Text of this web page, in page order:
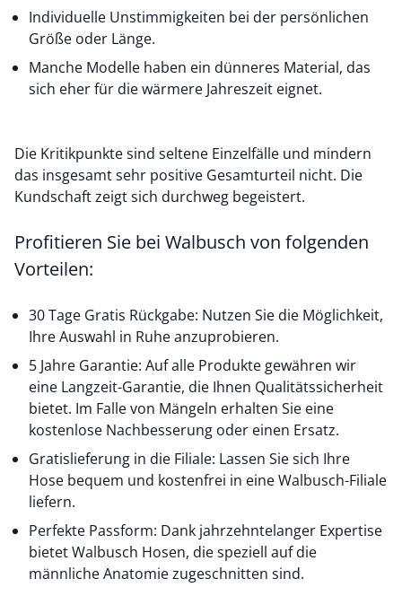
Individuelle Unstimmigkeiten bei der persönlichen
Größe oder Länge.
Manche Modelle haben ein dünneres Material, das
sich eher für die wärmere Jahreszeit eignet.
Die Kritikpunkte sind seltene Einzelfälle und mindern
das insgesamt sehr positive Gesamturteil nicht. Die
Kundschaft zeigt sich durchweg begeistert.
Profitieren Sie bei Walbusch von folgenden
Vorteilen:
30 Tage Gratis Rückgabe: Nutzen Sie die Möglichkeit,
Ihre Auswahl in Ruhe anzuprobieren.
5 Jahre Garantie: Auf alle Produkte gewähren wir
eine Langzeit-Garantie, die Ihnen Qualitätssicherheit
bietet. Im Falle von Mängeln erhalten Sie eine
kostenlose Nachbesserung oder einen Ersatz.
Gratislieferung in die Filiale: Lassen Sie sich Ihre
Hose bequem und kostenfrei in eine Walbusch-Filiale
liefern.
Perfekte Passform: Dank jahrzehntelanger Expertise
bietet Walbusch Hosen, die speziell auf die
männliche Anatomie zugeschnitten sind.